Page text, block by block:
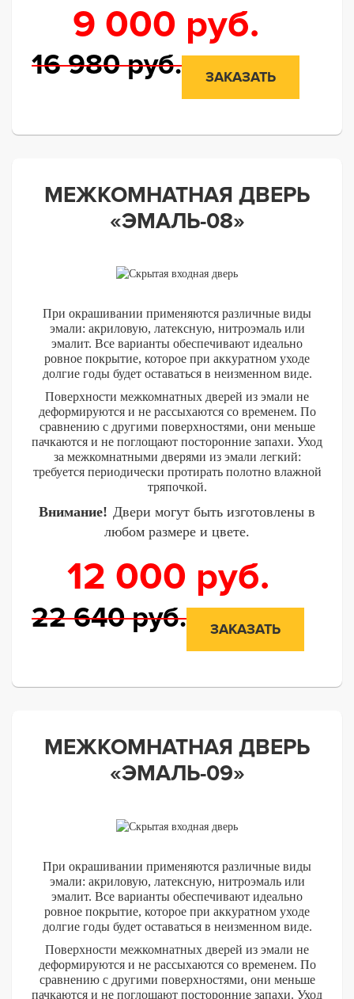
9 000 руб.
16 980руб. ЗАКАЗАТЬ
МЕЖКОМНАТНАЯ ДВЕРЬ
«ЭМАЛЬ-08»
При окрашивании применяются различные виды
эмали: акриловую, латексную, нитроэмаль или
эмалит. Все варианты обеспечивают идеально
ровное покрытие, которое при аккуратном уходе
долгие годы будет оставаться в неизменном виде.
Поверхности межкомнатных дверей из эмали не
деформируются и не рассыхаются со временем. По
сравнению с другими поверхностями, они меньше
пачкаются и не поглощают посторонние запахи. Уход
за межкомнатными дверями из эмали легкий:
требуется периодически протирать полотно влажной
тряпочкой.
Внимание! Двери могут быть изготовлены в
любом размере и цвете.
12 000 руб.
22 640руб. ЗАКАЗАТЬ
МЕЖКОМНАТНАЯ ДВЕРЬ
«ЭМАЛЬ-09»
При окрашивании применяются различные виды
эмали: акриловую, латексную, нитроэмаль или
эмалит. Все варианты обеспечивают идеально
ровное покрытие, которое при аккуратном уходе
долгие годы будет оставаться в неизменном виде.
Поверхности межкомнатных дверей из эмали не
деформируются и не рассыхаются со временем. По
сравнению с другими поверхностями, они меньше
пачкаются и не поглощают посторонние запахи. Уход